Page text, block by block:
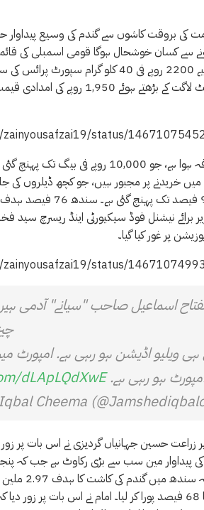
کی بروقت کاشوں سے گندم کی وسیع پیداوار
سے کسان خوشحال ہوگا قومی اسمبلی کی
فوڈ سیکیورٹی اینڈ ریسرچ نے گندم کے کاشتکاروں کو مناسب منافع فراہم کرنے کے
حکومت نے اس تجویز کو ٹھکرا دیا۔ اسے ناخوشگوار سمجھتے ہوئے،
status/
مہنگے ایندھن کے علاوہ، ڈائی امونیم فاسفیٹ کھاد کی قیمتوں میں تیزی سے
کسان 50 کلو گرام کا بیگ 3,000 روپے سے زیادہ میں خریدنے پر مجبور ہیں،
وجہ سے زیادہ ہے۔ان چیلنجوں کے باوجود
اور بلوچستان 68 فیصد پر ہے۔ وفاقی وزیر برائے نیشنل فوڈ سیکیورٹی اینڈ
پر غور کیا گیا۔
status/
اسماعیل صاحب "سیانے" آدمی
ہی ویلیو اڈیشن ہو رہی ہے. امپورٹ
ہو رہی ہے.dLApLQdXwE
Cheema
کی پیداوار مین سب سے بڑی رکاوٹ ہے جب کہ
ملین ایکڑ رقبہ کا ہدف دیا گیا ہے۔ بلوچستان نے 1.36 ملین ایکڑ اراضی کے ہدف کا 68 فیصد پورا کر لیا۔